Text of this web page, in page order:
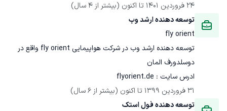
24 فروردین 1401
تا اکنون (بیشتر از 4 سال)
توسعه دهنده ارشد وب
fly orient
توسعه دهنده ارشد وب در شرکت هواپیمایی fly orient واقع در
ادرس سایت : flyorient.de
31 فروردین 1399
تا اکنون (بیشتر از 6 سال)
توسعه دهنده فول استک